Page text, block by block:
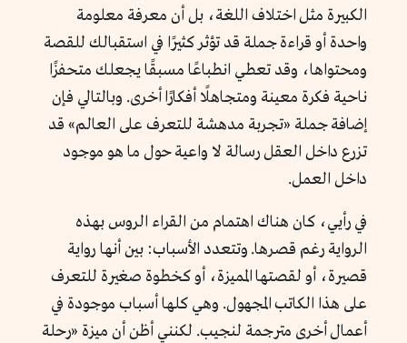
الكبيرة مثل اختلاف اللغة، بل أن معرفة معلومة
واحدة أو قراءة جملة قد تؤثر كثيرًا في استقبالك للقصة
ومحتواها، وقد تعطي انطباعًا مسبقًا يجعلك متحفزًا
ناحية فكرة معينة ومتجاهلًا أفكارًا أخرى. وبالتالي فإن
إضافة جملة «تجربة مدهشة للتعرف على العالم» قد
تزرع داخل العقل رسالة لا واعية حول ما هو موجود
داخل العمل.
في رأيي، كان هناك اهتمام من القراء الروس بهذه
الرواية رغم قصرها. وتتعدد الأسباب: بين أنها رواية
قصيرة، أو لقصتها المميزة، أو كخطوة صغيرة للتعرف
على هذا الكاتب المجهول. وهي كلها أسباب موجودة في
أعمال أخرى مترجمة لنجيب. لكنني أظن أن ميزة «رحلة